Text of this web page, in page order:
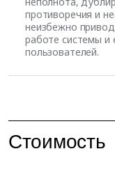
противоречия и
неизбежно
работе системы и
пользователей.
Стоимость